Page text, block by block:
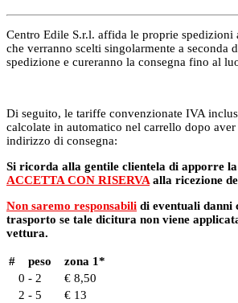
Centro Edile S.r.l. affida le proprie spedizioni
che verranno scelti singolarmente a seconda
spedizione e cureranno la consegna fino al
Di seguito, le tariffe convenzionate IVA
calcolate in automatico nel carrello dopo
indirizzo di consegna:
Si ricorda alla gentile clientela di apporre
ACCETTA CON RISERVA alla ricezione
Non saremo responsabili di eventuali danni
trasporto se tale dicitura non viene
vettura.
# peso
zona 1*
0 - 2
€ 8,50
2 - 5
€ 13